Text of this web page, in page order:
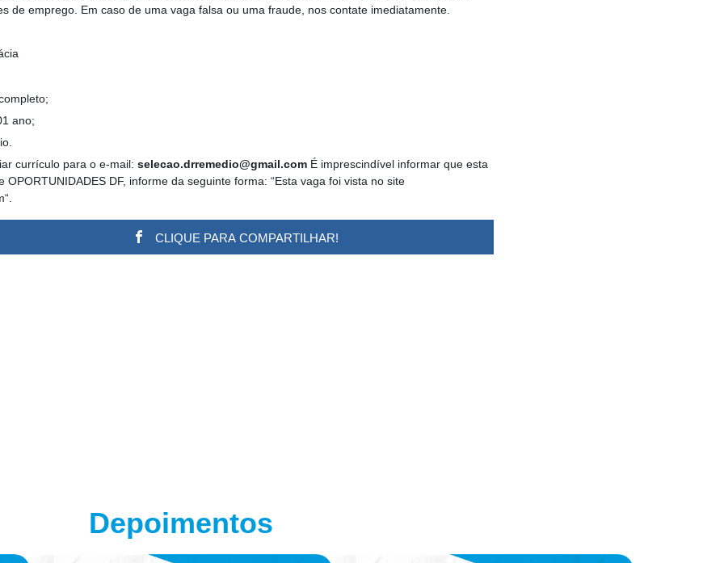
de emprego. Em caso de uma vaga falsa ou uma fraude, nos contate imediatamente.
ano;
currículo para o e-mail: selecao.drremedio@gmail.com É imprescindível informar que esta
OPORTUNIDADES DF, informe da seguinte forma: “Esta vaga foi vista no site
CLIQUE PARA COMPARTILHAR!
Depoimentos